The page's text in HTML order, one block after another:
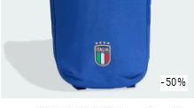
-50%